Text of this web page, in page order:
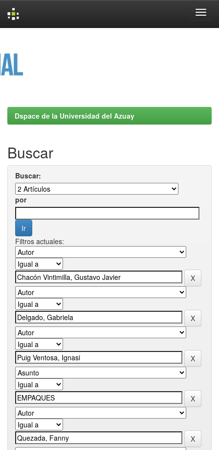
Dspace de la Universidad del Azuay
Buscar
Buscar:
por
Filtros actuales: